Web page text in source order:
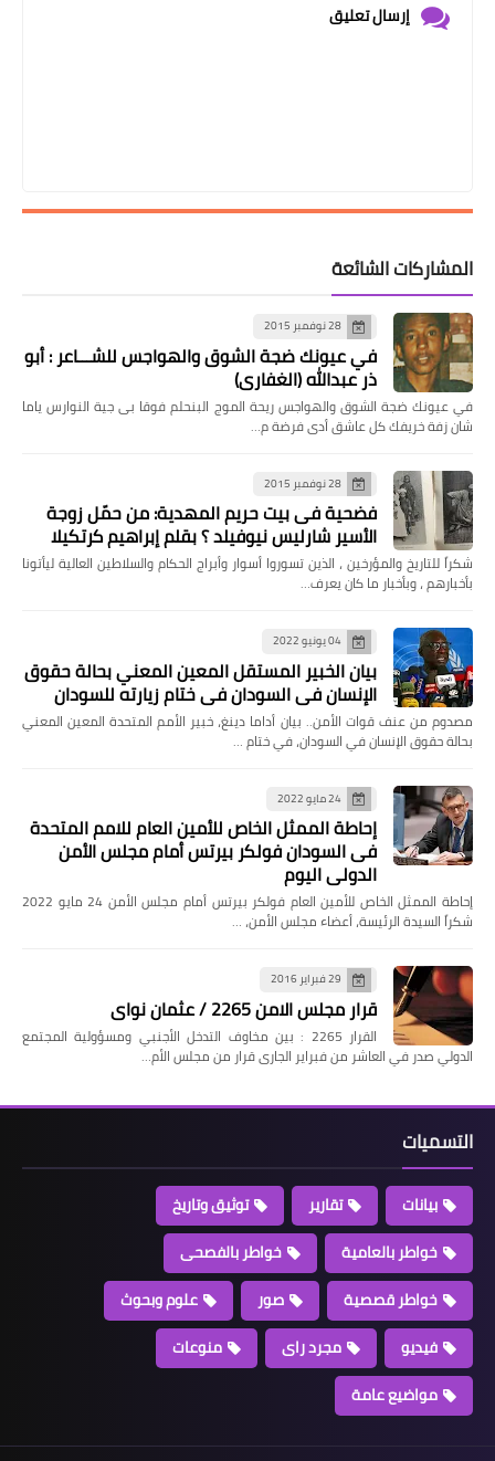
إرسال تعليق
المشاركات الشائعة
28 نوفمبر 2015
في عيونك ضجة الشوق والهواجس للشـــاعر : أبو
ذر عبدالله (الغفاري)
في عيونك ضجة الشوق والهواجس ريحة الموج البنحلم فوقا بى جية النوارس ياما
شان زفة خريفك كل عاشق أدى فرضة م…
28 نوفمبر 2015
فضحية فى بيت حريم المهدية: من حمّل زوجة
الأسير شارليس نيوفيلد ؟ بقلم إبراهيم كرتكيلا
شكراً للتاريخ والمؤرخين ، الذين تسوروا أسوار وأبراج الحكام والسلاطين العالية ليأتونا
بأخبارهم ، وبأخبار ما كان يعرف…
04 يونيو 2022
بيان الخبير المستقل المعين المعني بحالة حقوق
الإنسان في السودان في ختام زيارته للسودان
مصدوم من عنف قوات الأمن.. بيان أداما دينغ، خبير الأمم المتحدة المعين المعني
بحالة حقوق الإنسان في السودان، في ختام …
24 مايو 2022
إحاطة الممثل الخاص للأمين العام للامم المتحدة
فى السودان فولكر بيرتس أمام مجلس الأمن
الدولي اليوم
إحاطة الممثل الخاص للأمين العام فولكر بيرتس أمام مجلس الأمن 24 مايو 2022
شكراً السيدة الرئيسة، أعضاء مجلس الأمن، …
29 فبراير 2016
قرار مجلس الامن 2265 / عثمان نواى
القرار 2265 : بين مخاوف التدخل الأجنبي ومسؤولية المجتمع
الدولي صدر في العاشر من فبراير الجارى قرار من مجلس الأم…
التسميات
بيانات تقارير
توثيق وتاريخ
خواطر بالعامية
خواطر بالفصحى
خواطر قصصية
صور
علوم وبحوث
فيديو
مجرد راى
منوعات
مواضيع عامة